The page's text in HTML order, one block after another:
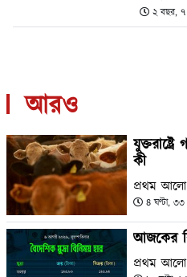
২ বছর,
আরও
কী
প্রথম আলো
৪ ঘণ্টা,
আজকের
প্রথম আলো